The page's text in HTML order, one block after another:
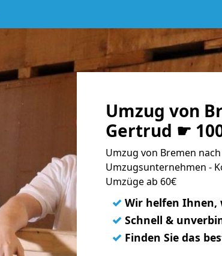
Umzug von
Gertrud ☛
Umzug von Bremen
Umzugsunternehmen -
Umzüge ab 60€
✓ Wir helfen Ihnen,
✓ Schnell &
✓ Finden Sie das